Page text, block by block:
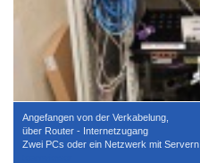
Angefangen von der Verkabelung,
über Router - Internetzugang
Zwei PCs oder ein Netzwerk mit Servern